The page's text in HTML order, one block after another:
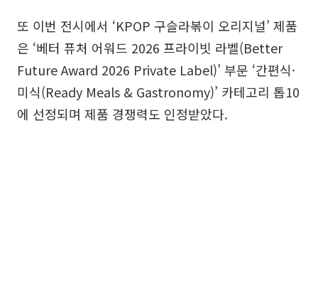
또 이번 전시에서 ‘KPOP 구슬라볶이 오리지널’ 제품
은 ‘베터 퓨처 어워드 2026 프라이빗 라벨(Better
Future Award 2026 Private Label)’ 부문 ‘간편식·
미식(Ready Meals & Gastronomy)’ 카테고리 톱10
에 선정되며 제품 경쟁력도 인정받았다.